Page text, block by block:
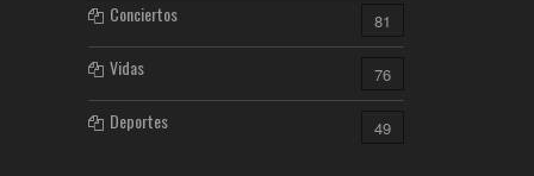
Conciertos 81
Vidas 76
Deportes 49